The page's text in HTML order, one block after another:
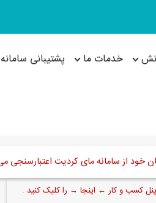
خدمات ما پشتیبانی سامانه
از سامانه مای کردیت اعتبارسنجی
کسب و کار ← اینجا → را کلیک کنید .